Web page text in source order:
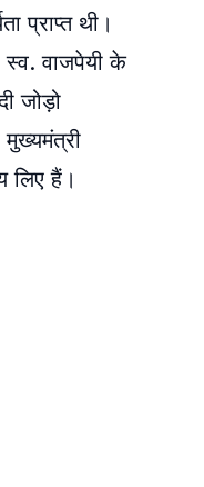
प्राप्त थी।
वाजपेयी के
जोड़ो
मुख्यमंत्री
लिए हैं।